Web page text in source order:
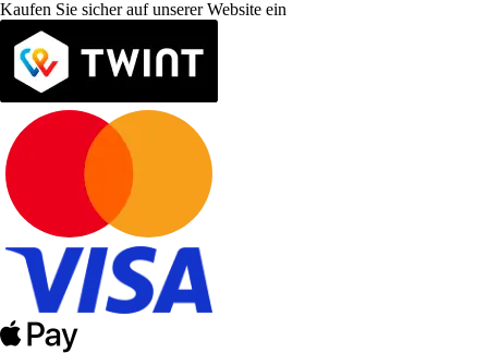
Kaufen Sie sicher auf unserer Website ein